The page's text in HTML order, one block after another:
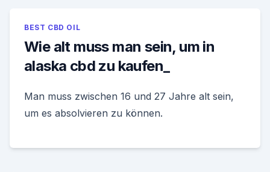
BEST CBD OIL
Wie alt muss man sein, um in
alaska cbd zu kaufen_
Man muss zwischen 16 und 27 Jahre alt sein,
um es absolvieren zu können.